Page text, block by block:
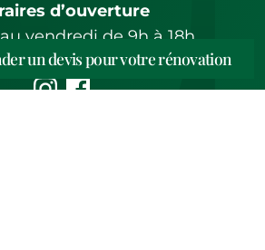
d’ouverture
vendredi de 9h à 18h.
rendez-vous uniquement.
un devis pour votre rénovation